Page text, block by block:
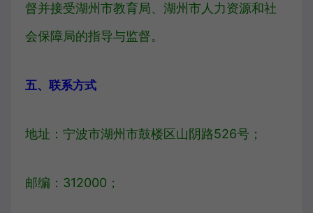
督并接受湖州市教育局、湖州市人力资源和社
会保障局的指导与监督。
五、联系方式
地址：宁波市湖州市鼓楼区山阴路526号；
邮编：312000；